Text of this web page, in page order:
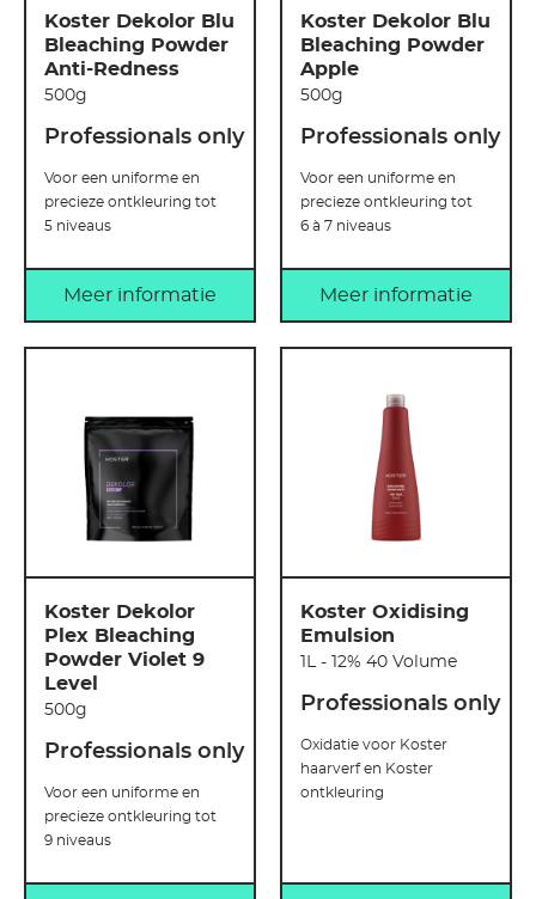
Koster Dekolor Blu
Bleaching Powder
Anti-Redness
500g
Professionals only
Voor een uniforme en
precieze ontkleuring tot
5 niveaus
Meer informatie
Koster Dekolor Blu
Bleaching Powder
Apple
500g
Professionals only
Voor een uniforme en
precieze ontkleuring tot
6 à 7 niveaus
Meer informatie
Koster Dekolor
Plex Bleaching
Powder Violet 9
Level
500g
Professionals only
Voor een uniforme en
precieze ontkleuring tot
9 niveaus
Koster Oxidising
Emulsion
1L - 12% 40 Volume
Professionals only
Oxidatie voor Koster
haarverf en Koster
ontkleuring